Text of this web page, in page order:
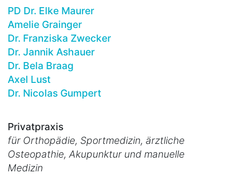
PD Dr. Elke Maurer
Amelie Grainger
Dr. Franziska Zwecker
Dr. Jannik Ashauer
Dr. Bela Braag
Axel Lust
Dr. Nicolas Gumpert
Privatpraxis
für Orthopädie, Sportmedizin, ärztliche
Osteopathie, Akupunktur und manuelle
Medizin